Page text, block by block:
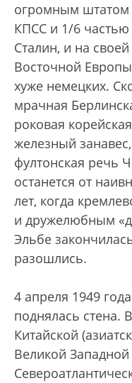
огромным штатом
КПСС и 1/6 частью
Сталин, и на
Восточной
хуже немецких.
мрачная
роковая
железный
фултонская речь
останется от
лет, когда
и дружелюбным
Эльбе
разошлись.
4 апреля 1949
поднялась стена.
Китайской
Великой